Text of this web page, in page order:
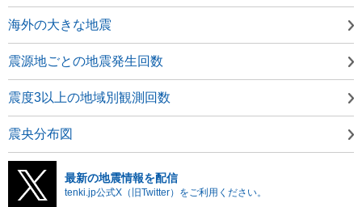
海外の大きな地震
震源地ごとの地震発生回数
震度3以上の地域別観測回数
震央分布図
最新の地震情報を配信
tenki.jp公式X（旧Twitter）をご利用ください。